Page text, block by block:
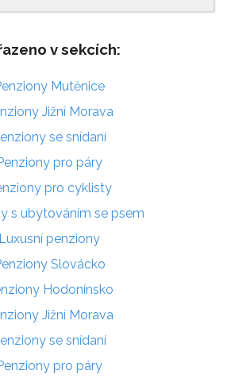
v sekcích:
Mutěnice
Jižní Morava
se snídaní
pro páry
pro cyklisty
s ubytováním se psem
Luxusní penziony
Slovácko
Hodonínsko
Jižní Morava
se snídaní
pro páry